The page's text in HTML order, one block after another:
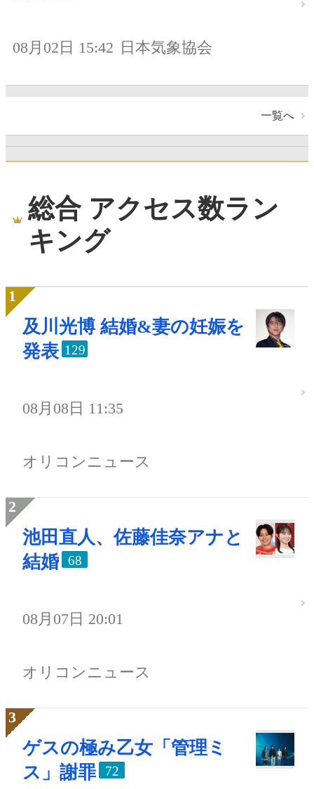
08月02日 15:42 日本気象協会
一覧へ
総合 アクセス数ラン
キング
及川光博 結婚&妻の妊娠を
発表 129
08月08日 11:35
オリコンニュース
池田直人、佐藤佳奈アナと
結婚
68
08月07日 20:01
オリコンニュース
ゲスの極み乙女「管理ミ
ス」謝罪
72